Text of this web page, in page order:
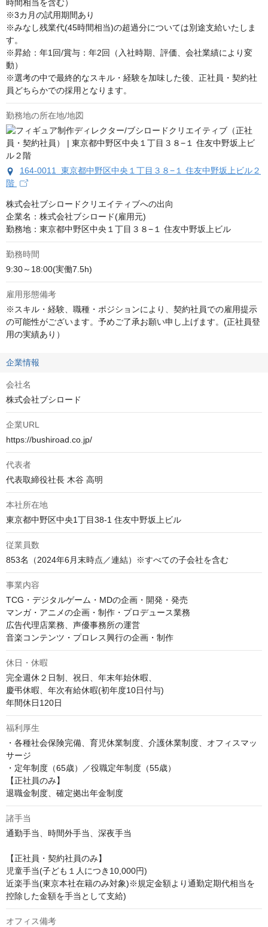
時間相当を含む）
※3カ月の試用期間あり
※みなし残業代(45時間相当)の超過分については別途支給いたしま
す。
※昇給：年1回/賞与：年2回（入社時期、評価、会社業績により変
動）
※選考の中で最終的なスキル・経験を加味した後、正社員・契約社
員どちらかでの採用となります。
勤務地の所在地/地図
164-0011 東京都中野区中央１丁目３８−１ 住友中野坂上ビル２
階
株式会社ブシロードクリエイティブへの出向
企業名：株式会社ブシロード(雇用元)
勤務地：東京都中野区中央１丁目３８−１ 住友中野坂上ビル
勤務時間
9:30～18:00(実働7.5h)
雇用形態備考
※スキル・経験、職種・ポジションにより、契約社員での雇用提示
の可能性がございます。予めご了承お願い申し上げます。(正社員登
用の実績あり）
企業情報
会社名
株式会社ブシロード
企業URL
https://bushiroad.co.jp/
代表者
代表取締役社長 木谷 高明
本社所在地
東京都中野区中央1丁目38-1 住友中野坂上ビル
従業員数
853名（2024年6月末時点／連結）※すべての子会社を含む
事業内容
TCG・デジタルゲーム・MDの企画・開発・発売
マンガ・アニメの企画・制作・プロデュース業務
広告代理店業務、声優事務所の運営
音楽コンテンツ・プロレス興行の企画・制作
休日・休暇
完全週休２日制、祝日、年末年始休暇、
慶弔休暇、年次有給休暇(初年度10日付与)
福利厚生
・各種社会保険完備、育児休業制度、介護休業制度、オフィスマッ
サージ
・定年制度（65歳）／役職定年制度（55歳）
【正社員のみ】
退職金制度、確定拠出年金制度
諸手当
通勤手当、時間外手当、深夜手当
【正社員・契約社員のみ】
児童手当(子ども１人につき10,000円)
近楽手当(東京本社在籍のみ対象)※規定金額より通勤定期代相当を
控除した金額を手当として支給)
オフィス備考